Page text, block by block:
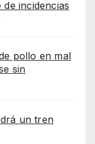
incidencias
pollo en mal
sin
un tren